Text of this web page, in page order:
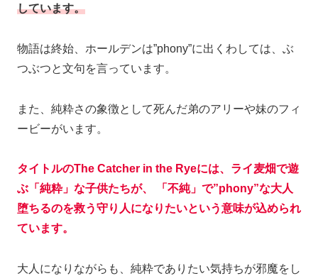
しています。
物語は終始、ホールデンは”phony”に出くわしては、ぶ
つぶつと文句を言っています。
また、純粋さの象徴として死んだ弟のアリーや妹のフィ
ービーがいます。
タイトルのThe Catcher in the Ryeには、ライ麦畑で遊
ぶ「純粋」な子供たちが、 「不純」で”phony”な大人
堕ちるのを救う守り人になりたいという意味が込められ
ています。
大人になりながらも、純粋でありたい気持ちが邪魔をし